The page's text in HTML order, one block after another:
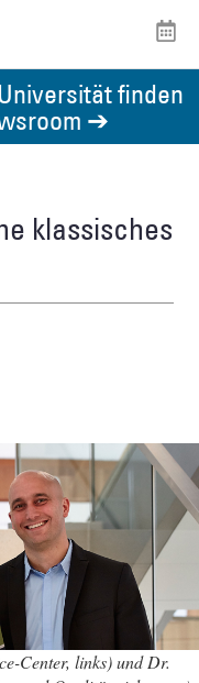
finden
➔
klassisches
Center, links) und Dr.